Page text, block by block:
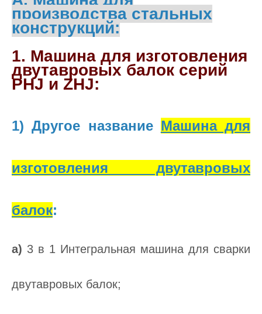
производства стальных
конструкций:
1. Машина для изготовления
двутавровых балок серий
PHJ и ZHJ:
1) Другое название Машина для
изготовления двутавровых
балок:
а) 3 в 1 Интегральная машина для сварки
двутавровых балок;